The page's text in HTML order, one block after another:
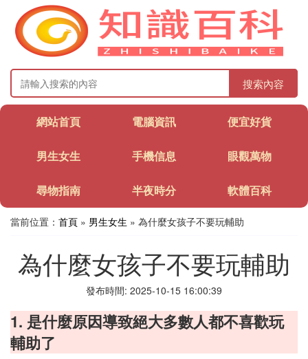
搜索內容
網站首頁 電腦資訊 便宜好貨
男生女生 手機信息 眼觀萬物
尋物指南 半夜時分 軟體百科
當前位置： 首頁 » 男生女生 » 為什麼女孩子不要玩輔助
為什麼女孩子不要玩輔助
發布時間: 2025-10-15 16:00:39
1. 是什麼原因導致絕大多數人都不喜歡玩
輔助了